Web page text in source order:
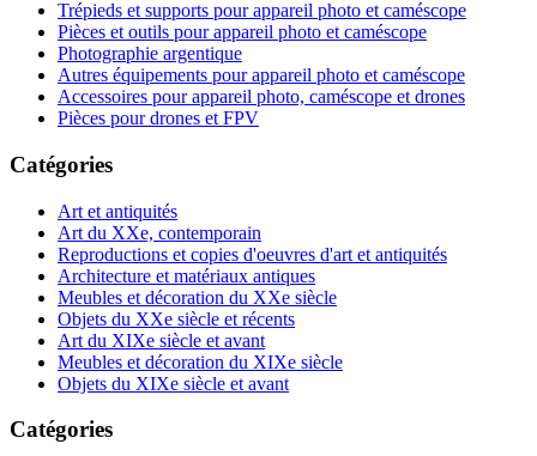
Trépieds et supports pour appareil photo et caméscope
Pièces et outils pour appareil photo et caméscope
Photographie argentique
Autres équipements pour appareil photo et caméscope
Accessoires pour appareil photo, caméscope et drones
Pièces pour drones et FPV
Catégories
Art et antiquités
Art du XXe, contemporain
Reproductions et copies d'oeuvres d'art et antiquités
Architecture et matériaux antiques
Meubles et décoration du XXe siècle
Objets du XXe siècle et récents
Art du XIXe siècle et avant
Meubles et décoration du XIXe siècle
Objets du XIXe siècle et avant
Catégories